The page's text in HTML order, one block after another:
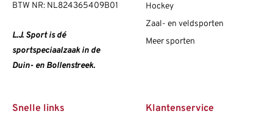
BTW NR: NL824365409B01
L.J. Sport is dé
sportspeciaalzaak in de
Duin- en Bollenstreek.
Hockey
Zaal- en veldsporten
Meer sporten
Snelle links Klantenservice